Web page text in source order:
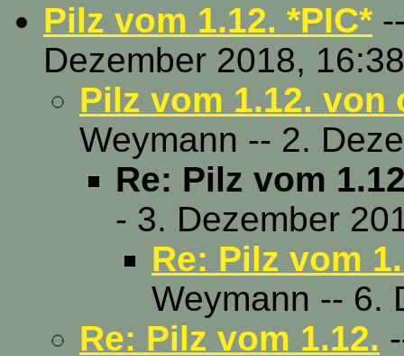
Pilz vom 1.12. *PIC*
Dezember 2018,
Pilz vom 1.12. von
Weymann -- 2.
Re: Pilz vom
- 3. Dezember
Re: Pilz vom
Weymann -- 6.
Re: Pilz vom 1.12.